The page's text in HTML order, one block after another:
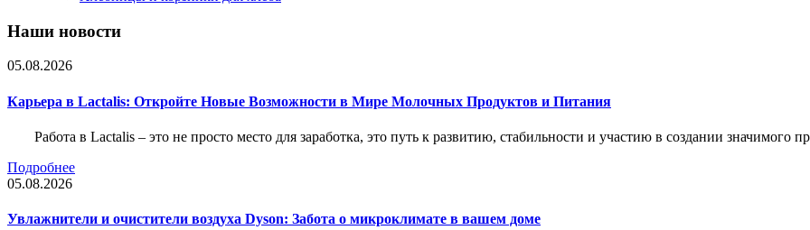
Наши новости
05.08.2026
Карьера в Lactalis: Откройте Новые Возможности в Мире Молочных Продуктов и Питания
Работа в Lactalis – это не просто место для заработка, это путь к развитию, стабильности и участию в создании значимого
Подробнее
05.08.2026
Увлажнители и очистители воздуха Dyson: Забота о микроклимате в вашем доме